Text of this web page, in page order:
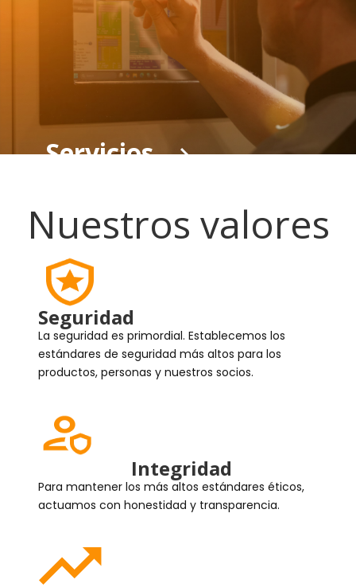
Servicios
Nuestros valores
Seguridad
La seguridad es primordial. Establecemos los
estándares de seguridad más altos para los
productos, personas y nuestros socios.
Integridad
Para mantener los más altos estándares éticos,
actuamos con honestidad y transparencia.